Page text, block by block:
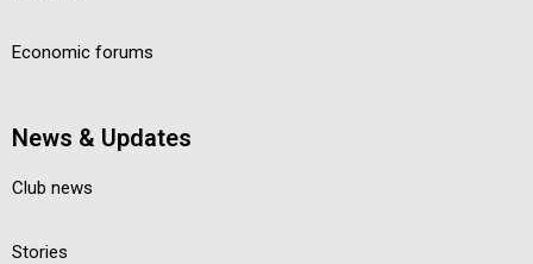
Economic forums
News & Updates
Club news
Stories